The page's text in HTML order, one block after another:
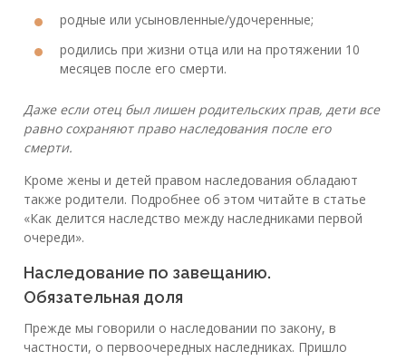
родные или усыновленные/удочеренные;
родились при жизни отца или на протяжении 10
месяцев после его смерти.
Даже если отец был лишен родительских прав, дети все
равно сохраняют право наследования после его
смерти.
Кроме жены и детей правом наследования обладают
также родители. Подробнее об этом читайте в статье
«Как делится наследство между наследниками первой
очереди».
Наследование по завещанию.
Обязательная доля
Прежде мы говорили о наследовании по закону, в
частности, о первоочередных наследниках. Пришло